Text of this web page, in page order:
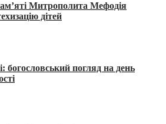
Митрополита Мефодія
дітей
богословський погляд на день